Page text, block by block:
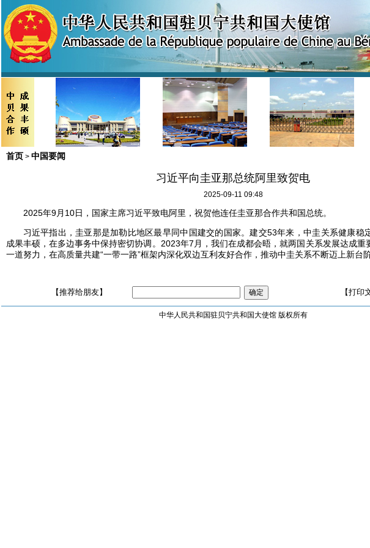
首页 > 中国要闻
习近平向圭亚那总统阿里致贺电
2025-09-11 09:48
2025年9月10日，国家主席习近平致电阿里，祝贺他连任圭亚那合作共和国总统。
习近平指出，圭亚那是加勒比地区最早同中国建交的国家。建交53年来，中圭关系健康稳
成果丰硕，在多边事务中保持密切协调。2023年7月，我们在成都会晤，就两国关系发展达成重
一道努力，在高质量共建“一带一路”框架内深化双边互利友好合作，推动中圭关系不断迈上新台
【推荐给朋友】 【打印
中华人民共和国驻贝宁共和国大使馆 版权所有